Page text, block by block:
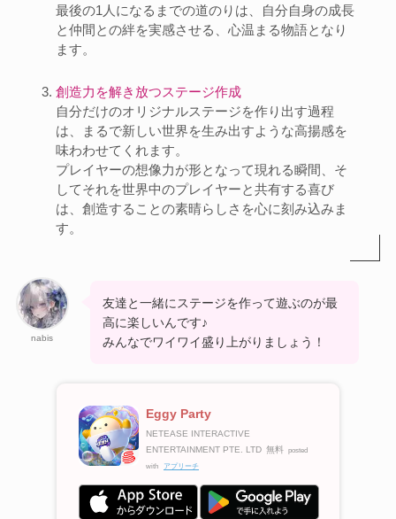
最後の1人になるまでの道のりは、自分自身の成長
と仲間との絆を実感させる、心温まる物語となり
ます。
創造力を解き放つステージ作成
自分だけのオリジナルステージを作り出す過程
は、まるで新しい世界を生み出すような高揚感を
味わわせてくれます。
プレイヤーの想像力が形となって現れる瞬間、そ
してそれを世界中のプレイヤーと共有する喜び
は、創造することの素晴らしさを心に刻み込みま
す。
nabis
友達と一緒にステージを作って遊ぶのが最
高に楽しいんです♪
みんなでワイワイ盛り上がりましょう！
Eggy Party
NETEASE INTERACTIVE
ENTERTAINMENT PTE. LTD 無料
posted
with
アプリーチ